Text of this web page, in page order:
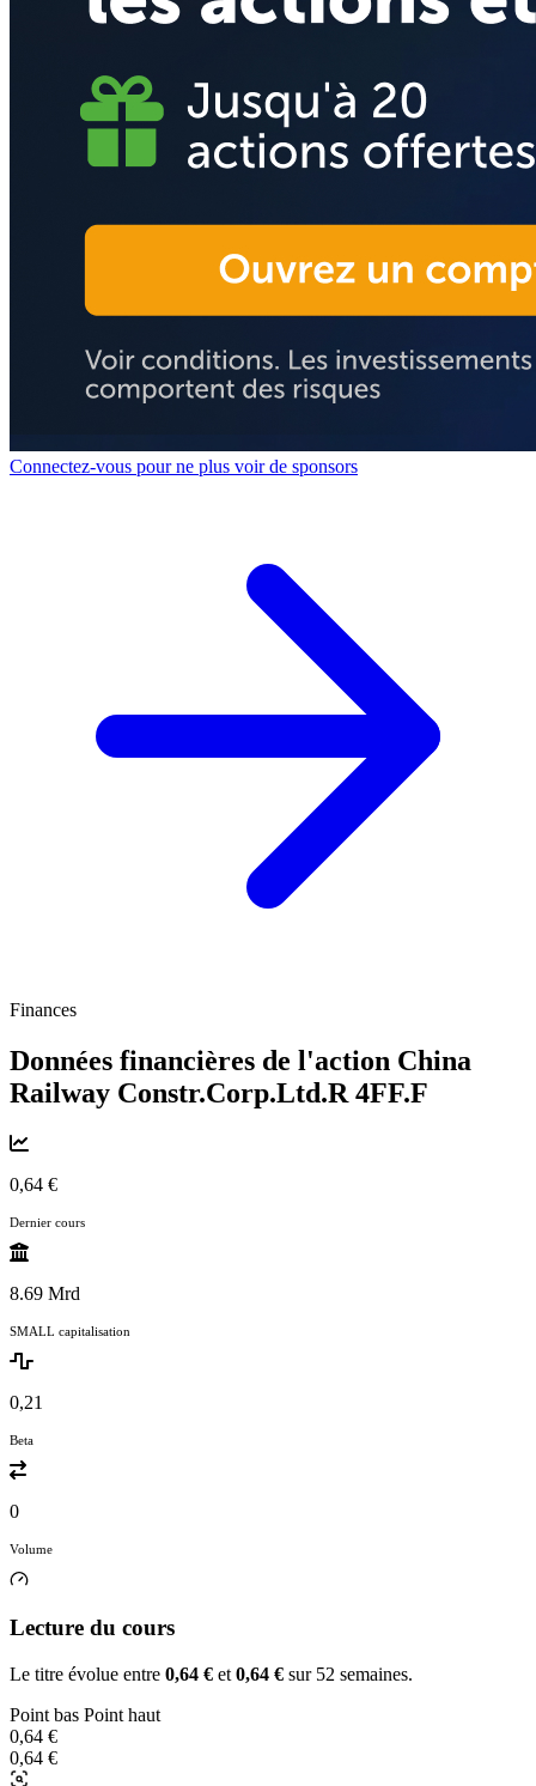
Connectez-vous pour ne plus voir de sponsors
Finances
Données financières de l'action China
Railway Constr.Corp.Ltd.R 4FF.F
0,64 €
Dernier cours
8.69 Mrd
SMALL capitalisation
0,21
Beta
0
Volume
Lecture du cours
Le titre évolue entre 0,64 € et 0,64 € sur 52 semaines.
Point bas Point haut
0,64 €
0,64 €